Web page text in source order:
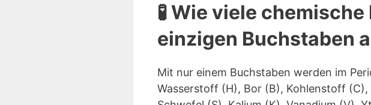
🧪 Wie viele
einzigen Buchstaben
Mit nur einem Buchstaben werden im
Wasserstoff (H), Bor (B), Kohlenstoff